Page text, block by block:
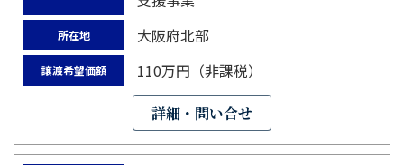
所在地 大阪府北部
譲渡希望価額 110万円（非課税）
詳細・問い合せ